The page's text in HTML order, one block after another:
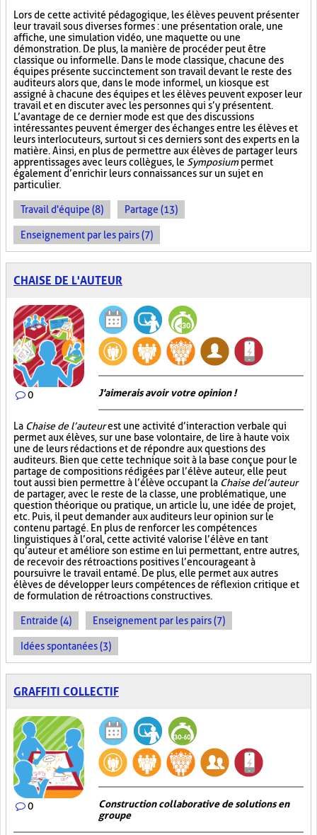
Lors de cette activité pédagogique, les élèves peuvent présenter
leur travail sous diverses formes : une présentation orale, une
affiche, une simulation vidéo, une maquette ou une
démonstration. De plus, la manière de procéder peut être
classique ou informelle. Dans le mode classique, chacune des
équipes présente succinctement son travail devant le reste des
auditeurs alors que, dans le mode informel, un kiosque est
assigné à chacune des équipes et les élèves peuvent exposer leur
travail et en discuter avec les personnes qui s’y présentent.
L’avantage de ce dernier mode est que des discussions
intéressantes peuvent émerger des échanges entre les élèves et
leurs interlocuteurs, surtout si ces derniers sont des experts en la
matière. Ainsi, en plus de permettre aux élèves de partager leurs
apprentissages avec leurs collègues, le Symposiumpermet
également d’enrichir leurs connaissances sur un sujet en
particulier.
Travail d'équipe (8) Partage (13)
Enseignement par les pairs (7)
CHAISE DE L'AUTEUR
0 J'aimerais avoir votre opinion !
La Chaise de l’auteurest une activité d’interaction verbale qui
permet aux élèves, sur une base volontaire, de lire à haute voix
une de leurs rédactions et de répondre aux questions des
auditeurs. Bien que cette technique soit à la base conçue pour le
partage de compositions rédigées par l’élève auteur, elle peut
tout aussi bien permettre à l’élève occupant la Chaise de l’auteur
de partager, avec le reste de la classe, une problématique, une
question théorique ou pratique, un article lu, une idée de projet,
etc. Puis, il peut demander aux auditeurs leur opinion sur le
contenu partagé. En plus de renforcer les compétences
linguistiques à l’oral, cette activité valorise l’élève en tant
qu’auteur et améliore son estime en lui permettant, entre autres,
de recevoir des rétroactions positives l’encourageant à
poursuivre le travail entamé. De plus, elle permet aux autres
élèves de développer leurs compétences de réflexion critique et
de formulation de rétroactions constructives.
Entraide (4) Enseignement par les pairs (7)
Idées spontanées (3)
GRAFFITI COLLECTIF
0
Construction collaborative de solutions en
groupe